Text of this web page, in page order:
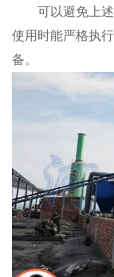
可以避免上述
使用时能严格执
备。